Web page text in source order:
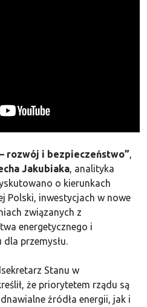
rozwój i bezpieczeństwo”,
Jakubiaka, analityka
o kierunkach
Polski, inwestycjach w nowe
związanych z
energetycznego i
przemysłu.
Stanu w
że priorytetem rządu są
źródła energii, jak i